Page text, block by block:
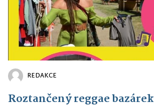
REDAKCE
Roztančený reggae bazárek